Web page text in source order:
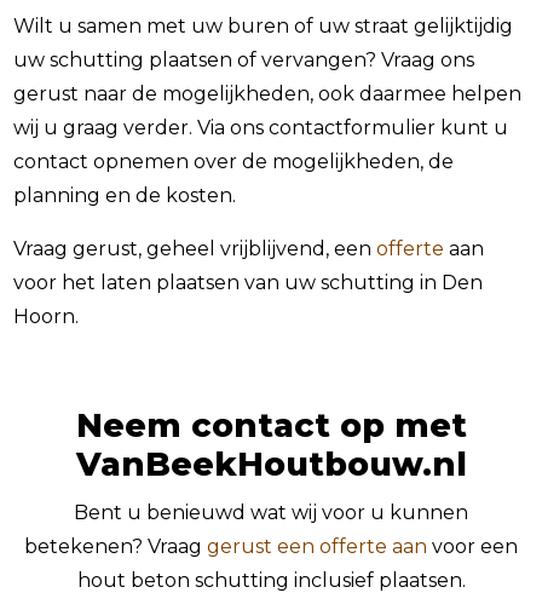
Wilt u samen met uw buren of uw straat gelijktijdig
uw schutting plaatsen of vervangen? Vraag ons
gerust naar de mogelijkheden, ook daarmee helpen
wij u graag verder. Via ons contactformulier kunt u
contact opnemen over de mogelijkheden, de
planning en de kosten.
Vraag gerust, geheel vrijblijvend, eenofferte aan
voor het laten plaatsen van uw schutting in Den
Hoorn.
Neem contact op met
VanBeekHoutbouw.nl
Bent u benieuwd wat wij voor u kunnen
betekenen? Vraag gerust een offerte aan voor een
hout beton schutting inclusief plaatsen.